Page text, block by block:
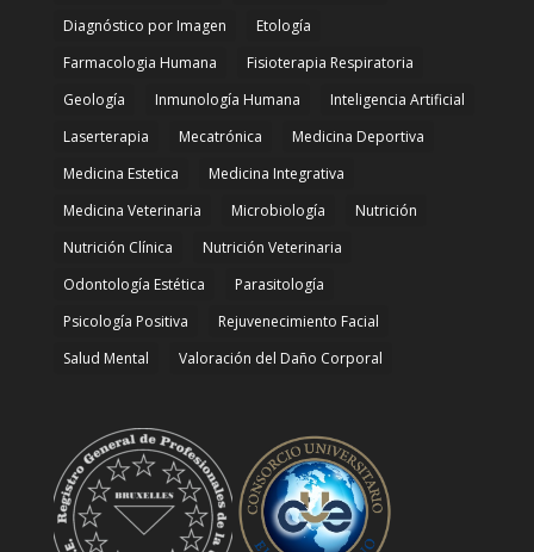
Diagnóstico por Imagen
Etología
Farmacologia Humana
Fisioterapia Respiratoria
Geología
Inmunología Humana
Inteligencia Artificial
Laserterapia
Mecatrónica
Medicina Deportiva
Medicina Estetica
Medicina Integrativa
Medicina Veterinaria
Microbiología
Nutrición
Nutrición Clínica
Nutrición Veterinaria
Odontología Estética
Parasitología
Psicología Positiva
Rejuvenecimiento Facial
Salud Mental
Valoración del Daño Corporal